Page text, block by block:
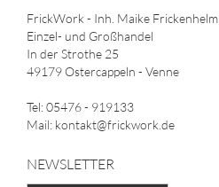
FrickWork - Inh. Maike Frickenhelm
Einzel- und Großhandel
In der Strothe 25
49179 Ostercappeln - Venne
Tel: 05476 - 919133
Mail: kontakt@frickwork.de
NEWSLETTER